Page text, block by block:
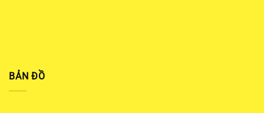
BẢN ĐỒ